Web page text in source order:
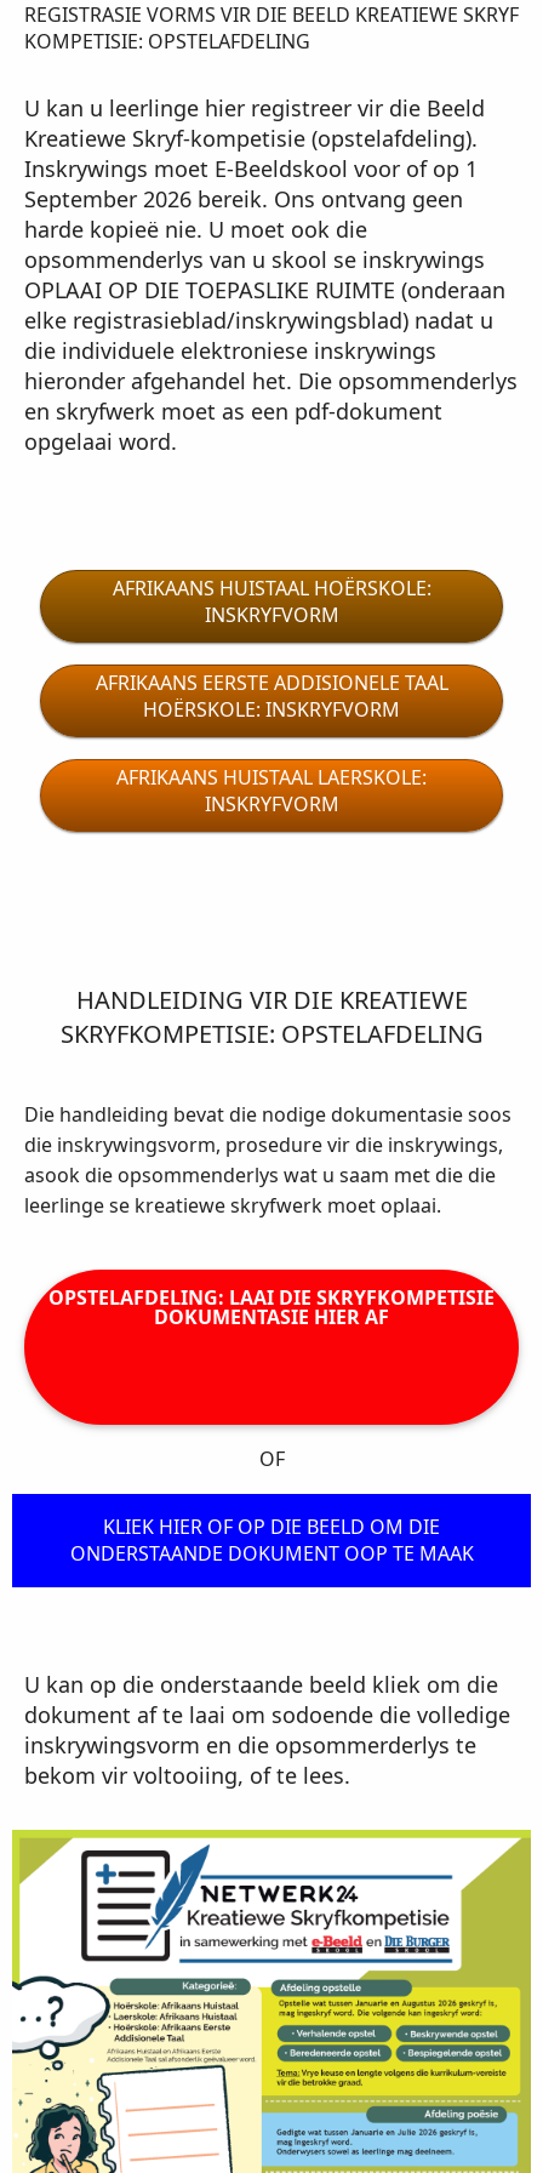
REGISTRASIE VORMS VIR DIE BEELD KREATIEWE SKRYF
KOMPETISIE: OPSTELAFDELING
U kan u leerlinge hier registreer vir die Beeld
Kreatiewe Skryf-kompetisie (opstelafdeling).
Inskrywings moet E-Beeldskool voor of op 1
September 2026 bereik. Ons ontvang geen
harde kopieë nie. U moet ook die
opsommenderlys van u skool se inskrywings
OPLAAI OP DIE TOEPASLIKE RUIMTE (onderaan
elke registrasieblad/inskrywingsblad) nadat u
die individuele elektroniese inskrywings
hieronder afgehandel het. Die opsommenderlys
en skryfwerk moet as een pdf-dokument
opgelaai word.
AFRIKAANS HUISTAAL HOËRSKOLE:
INSKRYFVORM
AFRIKAANS EERSTE ADDISIONELE TAAL
HOËRSKOLE: INSKRYFVORM
AFRIKAANS HUISTAAL LAERSKOLE:
INSKRYFVORM
HANDLEIDING VIR DIE KREATIEWE
SKRYFKOMPETISIE: OPSTELAFDELING
Die handleiding bevat die nodige dokumentasie soos
die inskrywingsvorm, prosedure vir die inskrywings,
asook die opsommenderlys wat u saam met die die
leerlinge se kreatiewe skryfwerk moet oplaai.
OPSTELAFDELING: LAAI DIE SKRYFKOMPETISIE
DOKUMENTASIE HIER AF
OF
KLIEK HIER OF OP DIE BEELD OM DIE
ONDERSTAANDE DOKUMENT OOP TE MAAK
U kan op die onderstaande beeld kliek om die
dokument af te laai om sodoende die volledige
inskrywingsvorm en die opsommerderlys te
bekom vir voltooiing, of te lees.